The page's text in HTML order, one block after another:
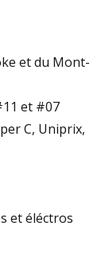
et du Mont-
et #07
C, Uniprix,
et éléctros